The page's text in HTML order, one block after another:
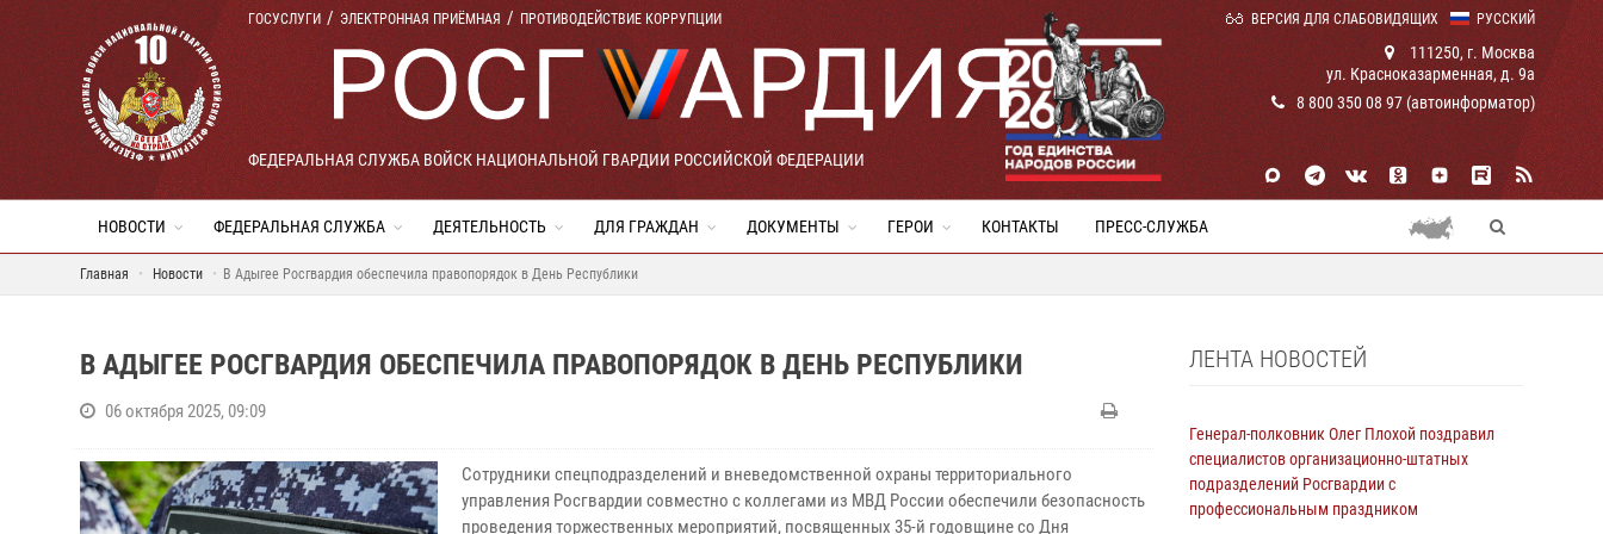
РУССКИЙ
ГОСУСЛУГИ ЭЛЕКТРОННАЯ ПРИЁМНАЯ ПРОТИВОДЕЙСТВИЕ КОРРУПЦИИ ВЕРСИЯ ДЛЯ СЛАБОВИДЯЩИХ
ФЕДЕРАЛЬНАЯ СЛУЖБА ВОЙСК НАЦИОНАЛЬНОЙ ГВАРДИИ РОССИЙСКОЙ ФЕДЕРАЦИИ
111250, г. Москва
ул. Красноказарменная, д. 9а
8 800 350 08 97 (автоинформатор)
НОВОСТИ ФЕДЕРАЛЬНАЯ СЛУЖБА ДЕЯТЕЛЬНОСТЬ ДЛЯ ГРАЖДАН ДОКУМЕНТЫ ГЕРОИ КОНТАКТЫ ПРЕСС-СЛУЖБА
Главная Новости В Адыгее Росгвардия обеспечила правопорядок в День Республики
В АДЫГЕЕ РОСГВАРДИЯ ОБЕСПЕЧИЛА ПРАВОПОРЯДОК В ДЕНЬ РЕСПУБЛИКИ
06 октября 2025, 09:09
Сотрудники спецподразделений и вневедомственной охраны территориального
управления Росгвардии совместно с коллегами из МВД России обеспечили безопасность
проведения торжественных мероприятий, посвященных 35-й годовщине со Дня
ЛЕНТА НОВОСТЕЙ
Генерал-полковник Олег Плохой поздравил
специалистов организационно-штатных
подразделений Росгвардии с
профессиональным праздником